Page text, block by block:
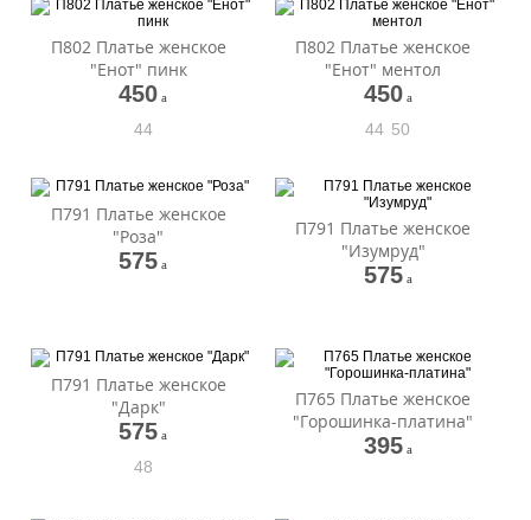
П802 Платье женское
"Енот" пинк
450 a
44
П802 Платье женское
"Енот" ментол
450 a
44 50
П791 Платье женское
"Роза"
575 a
П791 Платье женское
"Изумруд"
575 a
П791 Платье женское
"Дарк"
575 a
48
П765 Платье женское
"Горошинка-платина"
395 a